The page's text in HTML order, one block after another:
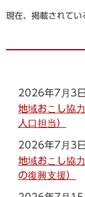
現在、掲載されてい
2026年7月3
地域おこし協
人口担当）
2026年7月3
地域おこし協
の復興支援）